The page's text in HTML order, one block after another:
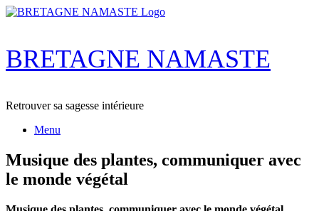
Skip
BRETAGNE NAMASTE
Retrouver sa sagesse intérieure
Menu
Musique des plantes, communiquer avec
le monde végétal